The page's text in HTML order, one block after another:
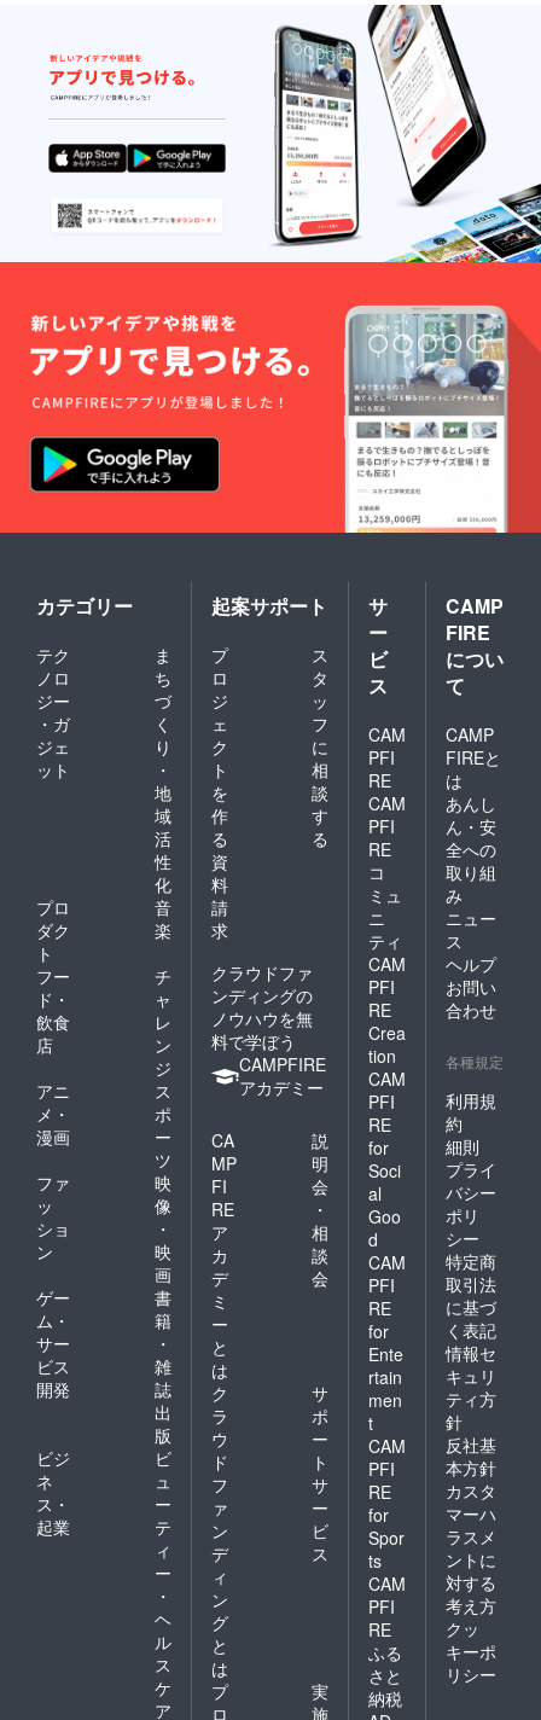
す。 ※備考欄に
希望するお名前
をお書きくださ
い。 ・ポスター
等の掲示物を作
成いたします。
※デザイン等打ち
合わせのため、
ご連絡差し上げ
ることがござい
ます。備考欄に
使用可能な連絡
先を書いていた
だけますと助か
権の有効期間は
単独公演(9月9
日)より一年間と
なります。
カテゴリー
テク
ノロ
ジー
・ガ
ジェ
ット
ま
ち
づ
く
り
・
地
域
活
性
化
プロ
ダク
ト
音
楽
フー
ド・
飲食
店
チ
ャ
レ
ン
ジ
アニ
メ・
漫画
ス
ポ
ー
ツ
ファ
ッ
ショ
ン
映
像
・
映
画
ゲー
ム・
サー
ビス
開発
書
籍
・
雑
誌
出
版
ビジ
ネ
ス・
起業
ビ
ュ
ー
テ
ィ
ー
・
ヘ
ル
ス
ケ
ア
起案サポート
プ
ロ
ジ
ェ
ク
ト
を
作
る
ス
タ
ッ
フ
に
相
談
す
る
資
料
請
求
クラウドファ
ンディングの
ノウハウを無
料で学ぼう
CAMPFIRE
アカデミー
CA
MP
FI
RE
ア
カ
デ
ミ
ー
と
は
説
明
会
・
相
談
会
ク
ラ
ウ
ド
フ
ァ
ン
デ
ィ
ン
グ
と
は
サ
ポ
ー
ト
サ
ー
ビ
ス
プ
ロ
実
施
サ
ー
ビ
ス
CAM
PFI
RE
CAM
PFI
RE
コ
ミュ
ニ
ティ
CAM
PFI
RE
Crea
tion
CAM
PFI
RE
for
Soci
al
Goo
d
CAM
PFI
RE
for
Ente
rtain
men
t
CAM
PFI
RE
for
Spor
ts
CAM
PFI
RE
ふる
さと
納税
CAMP
FIRE
につい
て
CAMP
FIREと
は
あんし
ん・安
全への
取り組
み
ニュー
ス
ヘルプ
お問い
合わせ
各種規定
利用規
約
細則
プライ
バシー
ポリ
シー
特定商
取引法
に基づ
く表記
情報セ
キュリ
ティ方
針
反社基
本方針
カスタ
マーハ
ラスメ
ントに
対する
考え方
クッ
キーポ
リシー